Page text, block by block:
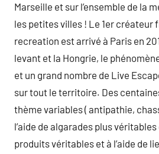
Marseille et sur l’ensemble de la
les petites villes ! Le 1er créateur
recreation est arrivé à Paris en
levant et la Hongrie, le
et un grand nombre de Live
sur tout le territoire. Des
thème variables ( antipathie,
l’aide de algarades plus
produits véritables et à l’aide de